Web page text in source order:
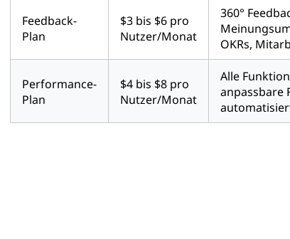
Feedback-
Plan
$3 bis $6 pro
Nutzer/Monat
360°
OKRs,
Performance-
Plan
$4 bis $8 pro
Nutzer/Monat
Alle
anpassbare